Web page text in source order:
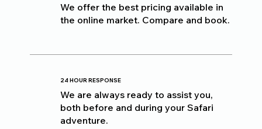
We offer the best pricing available in
the online market. Compare and book.
24 HOUR RESPONSE
We are always ready to assist you,
both before and during your Safari
adventure.